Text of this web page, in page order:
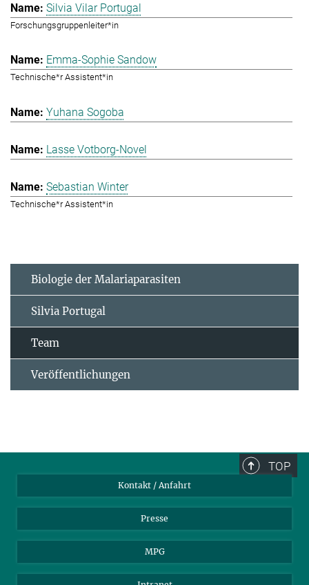
Silvia Vilar Portugal
Forschungsgruppenleiter*in
Emma-Sophie Sandow
Technische*r Assistent*in
Yuhana Sogoba
Lasse Votborg-Novel
Sebastian Winter
Technische*r Assistent*in
Biologie der Malariaparasiten
Silvia Portugal
Team
Veröffentlichungen
TOP
Kontakt / Anfahrt
Presse
MPG